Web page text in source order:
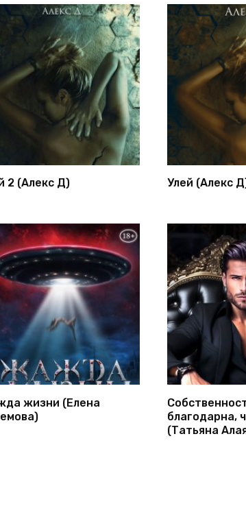
2 (Алекс Д) Улей (Алекс
жизни (Елена
благодарна,
(Татьяна